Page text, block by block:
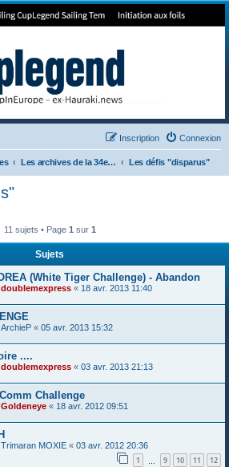
Europe
Connexion
Inscription
Les archives de la 34e America's Cup Les défis "disparus"
11 sujets • Page 1sur 1
Sujets
(White Tiger Challenge) - Abandon
doublemexpress « 18 avr. 2013 11:40
ArchieP « 05 avr. 2013 15:32
....
doublemexpress « 03 avr. 2013 21:13
Challenge
Goldeneye « 18 avr. 2012 09:51
Trimaran MOXIE « 03 avr. 2012 20:36
1 9 10 11 12